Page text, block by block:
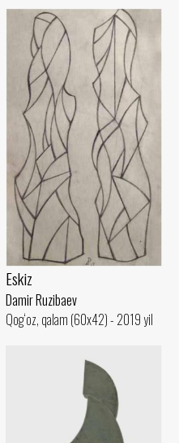
Eskiz
Damir Ruzibaev
Qog‘oz, qalam (60x42) - 2019 yil